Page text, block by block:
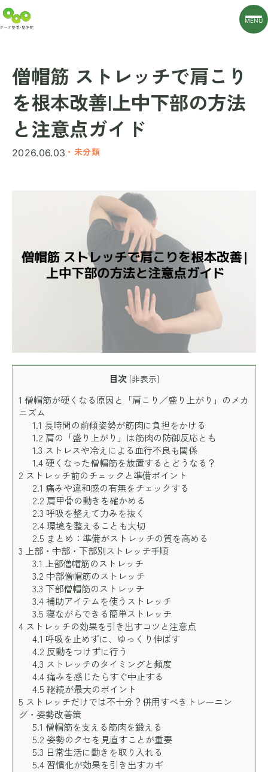
MENU
僧帽筋 ストレッチで肩こり
を根本改善|上中下部の方法
と注意点ガイド
2026.06.03 ・未分類
目次 [非表示]
1 僧帽筋が硬くなる原因と「肩こり／盛り上がり」のメカ
ニズム
1.1 長時間の前傾姿勢が筋肉に負担をかける
1.2 肩の「盛り上がり」は筋肉の防御反応とも
1.3 ストレスや冷えによる血行不良も関係
1.4硬くなった僧帽筋を放置するとどうなる？
2 ストレッチ前のチェックと準備ポイント
2.1 痛みや違和感の有無をチェックする
2.2 肩甲骨の動きを確かめる
2.3 呼吸を整えて力みを抜く
2.4環境を整えることも大切
2.5 まとめ：準備がストレッチの質を高める
3 上部・中部・下部別ストレッチ手順
3.1 上部僧帽筋のストレッチ
3.2 中部僧帽筋のストレッチ
3.3 下部僧帽筋のストレッチ
3.4補助アイテムを使うストレッチ
3.5 寝ながらできる簡単ストレッチ
4 ストレッチの効果を引き出すコツと注意点
4.1 呼吸を止めずに、ゆっくり伸ばす
4.2 反動をつけずに行う
4.3 ストレッチのタイミングと頻度
4.4痛みを感じたらすぐ中止する
4.5 継続が最大のポイント
5 ストレッチだけでは不十分？併用すべきトレーニン
グ・姿勢改善策
5.1 僧帽筋を支える筋肉を鍛える
5.2 姿勢のクセを見直すことが重要
5.3 日常生活に動きを取り入れる
5.4習慣化が効果を引き出すカギ